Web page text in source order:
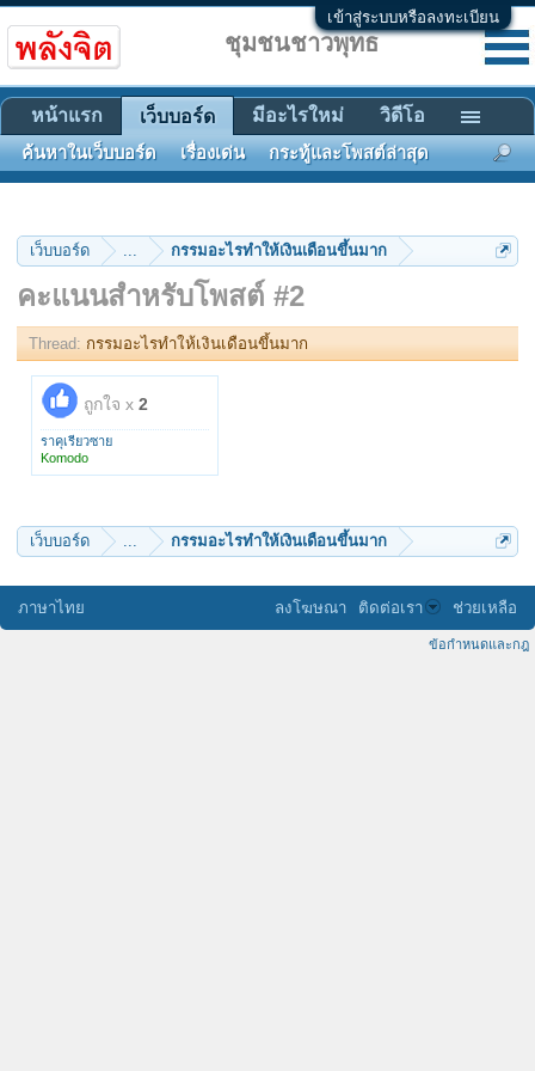
เข้าสู่ระบบหรือลงทะเบียน
เว็บบอร์ด ... กรรมอะไรทำให้เงินเดือนขึ้นมาก
คะแนนสำหรับโพสต์ #2
Thread: กรรมอะไรทำให้เงินเดือนขึ้นมาก
ถูกใจ x 2
ราคุเรียวซาย
Komodo
เว็บบอร์ด ... กรรมอะไรทำให้เงินเดือนขึ้นมาก
ชุมชนชาวพุทธ
หน้าแรก เว็บบอร์ด
ค้นหาในเว็บบอร์ด เรื่องเด่น กระทู้และโพสต์ล่าสุด
มีอะไรใหม่ วิดีโอ
ภาษาไทย ลงโฆษณา ติดต่อเรา ช่วยเหลือ
ข้อกำหนดและกฎ